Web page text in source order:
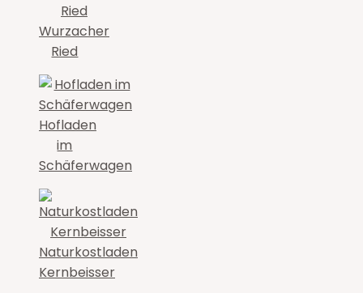
Wurzacher
Ried
Hofladen
im
Schäferwagen
Naturkostladen
Kernbeisser